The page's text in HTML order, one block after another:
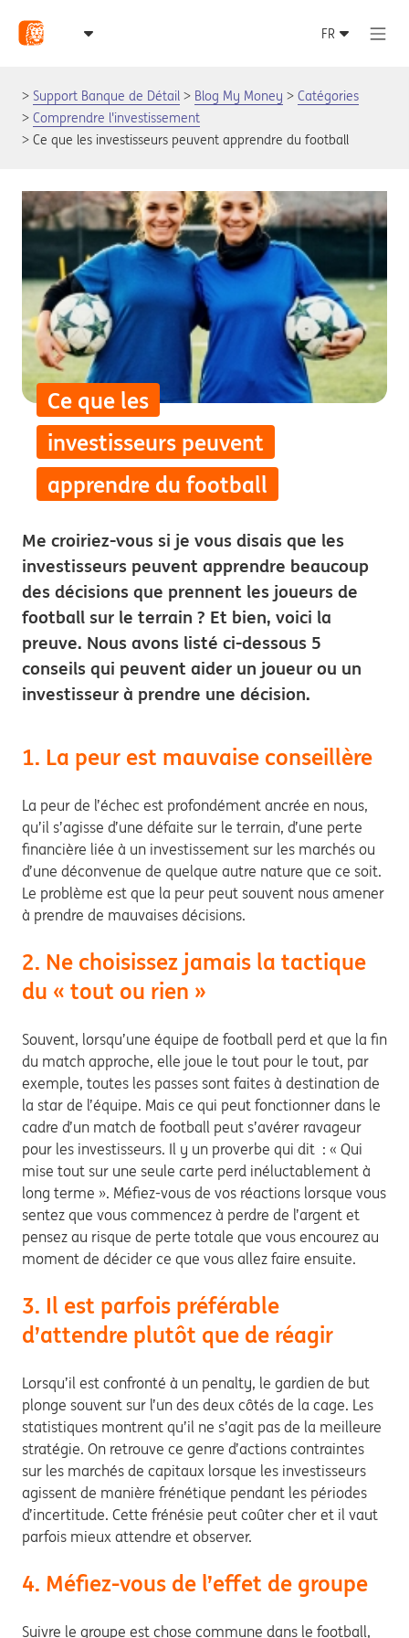
Support Banque de Détail Blog My Money
Catégories
Comprendre l'investissement
Ce que les investisseurs peuvent apprendre du football
Ce que les
investisseurs peuvent
apprendre du football
Me croiriez-vous si je vous disais que les
investisseurs peuvent apprendre beaucoup
des décisions que prennent les joueurs de
football sur le terrain ? Et bien, voici la
preuve. Nous avons listé ci-dessous 5
conseils qui peuvent aider un joueur ou un
investisseur à prendre une décision.
1. La peur est mauvaise conseillère
La peur de l’échec est profondément ancrée en nous,
qu’il s’agisse d’une défaite sur le terrain, d’une perte
financière liée à un investissement sur les marchés ou
d’une déconvenue de quelque autre nature que ce soit.
Le problème est que la peur peut souvent nous amener
à prendre de mauvaises décisions.
2. Ne choisissez jamais la tactique
du « tout ou rien »
Souvent, lorsqu’une équipe de football perd et que la fin
du match approche, elle joue le tout pour le tout, par
exemple, toutes les passes sont faites à destination de
la star de l’équipe. Mais ce qui peut fonctionner dans le
cadre d’un match de football peut s’avérer ravageur
pour les investisseurs. Il y un proverbe qui dit : « Qui
mise tout sur une seule carte perd inéluctablement à
long terme ». Méfiez-vous de vos réactions lorsque vous
sentez que vous commencez à perdre de l’argent et
pensez au risque de perte totale que vous encourez au
moment de décider ce que vous allez faire ensuite.
3. Il est parfois préférable
d’attendre plutôt que de réagir
Lorsqu’il est confronté à un penalty, le gardien de but
plonge souvent sur l’un des deux côtés de la cage. Les
statistiques montrent qu’il ne s’agit pas de la meilleure
stratégie. On retrouve ce genre d’actions contraintes
sur les marchés de capitaux lorsque les investisseurs
agissent de manière frénétique pendant les périodes
d’incertitude. Cette frénésie peut coûter cher et il vaut
parfois mieux attendre et observer.
4. Méfiez-vous de l’effet de groupe
Suivre le groupe est chose commune dans le football,